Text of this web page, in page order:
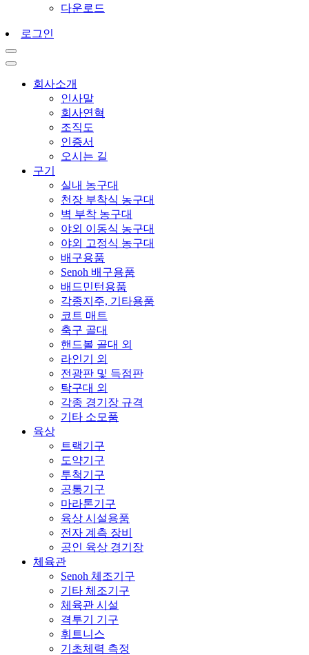
다운로드
로그인
회사소개
인사말
회사연혁
조직도
인증서
오시는 길
구기
실내 농구대
천장 부착식 농구대
벽 부착 농구대
야외 이동식 농구대
야외 고정식 농구대
배구용품
Senoh 배구용품
배드민턴용품
각종지주, 기타용품
코트 매트
축구 골대
핸드볼 골대 외
라인기 외
전광판 및 득점판
탁구대 외
각종 경기장 규격
기타 소모품
육상
트랙기구
도약기구
투척기구
공통기구
마라톤기구
육상 시설용품
전자 계측 장비
공인 육상 경기장
체육관
Senoh 체조기구
기타 체조기구
체육관 시설
격투기 기구
휘트니스
기초체력 측정